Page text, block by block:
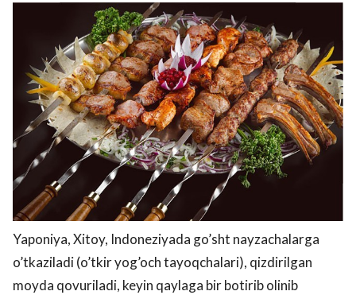
Yaponiya, Xitoy, Indoneziyada go’sht nayzachalarga
o’tkaziladi (o’tkir yog’och tayoqchalari), qizdirilgan
moyda qovuriladi, keyin qaylaga bir botirib olinib